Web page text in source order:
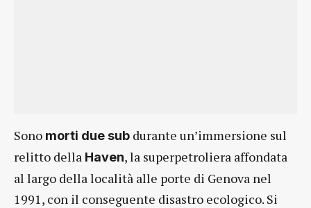
Sono morti due sub durante un’immersione sul
relitto della Haven, la superpetroliera affondata
al largo della località alle porte di Genova nel
1991, con il conseguente disastro ecologico. Si